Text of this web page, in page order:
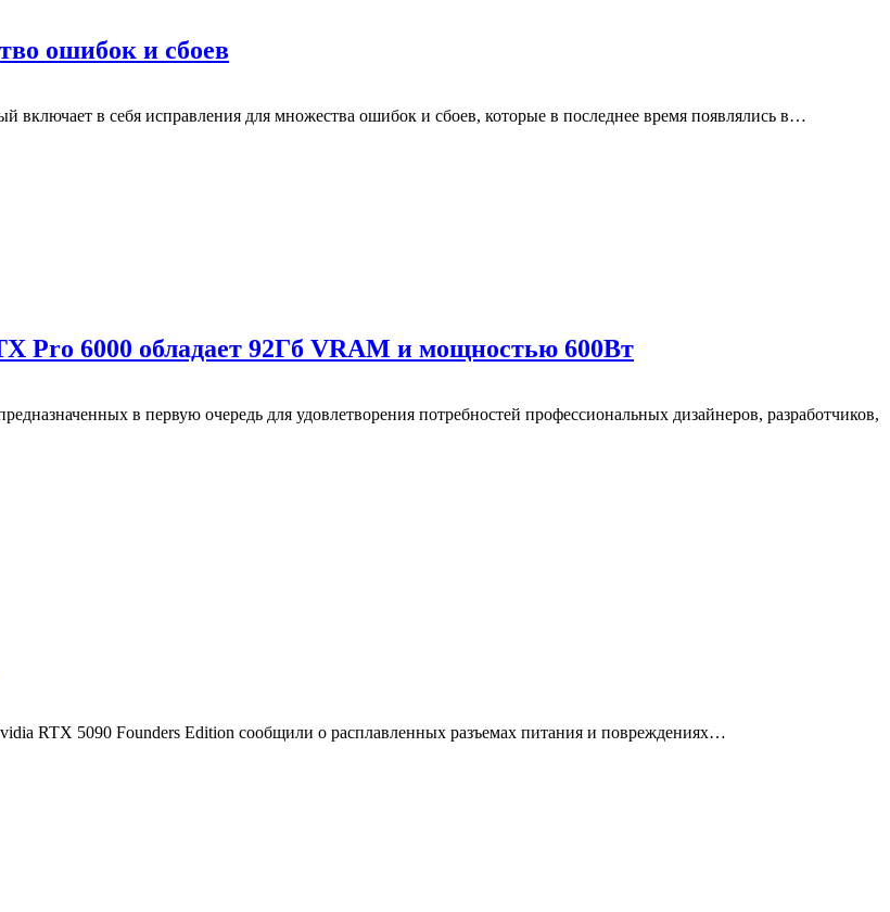
ошибок и сбоев
в себя исправления для множества ошибок и сбоев, которые в последнее время появлялись в…
Pro 6000 обладает 92Гб VRAM и мощностью 600Вт
в первую очередь для удовлетворения потребностей профессиональных дизайнеров, разработчиков,
RTX 5090 Founders Edition сообщили о расплавленных разъемах питания и повреждениях…